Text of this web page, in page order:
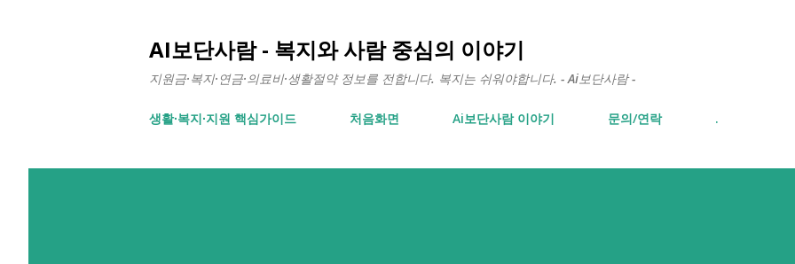
AI보단사람 - 복지와 사람 중심의 이야기
지원금·복지·연금·의료비·생활절약 정보를 전합니다. 복지는 쉬워야합니다. - Ai보단사람 -
생활∙복지∙지원 핵심가이드 처음화면 Ai보단사람 이야기 문의/연락 .